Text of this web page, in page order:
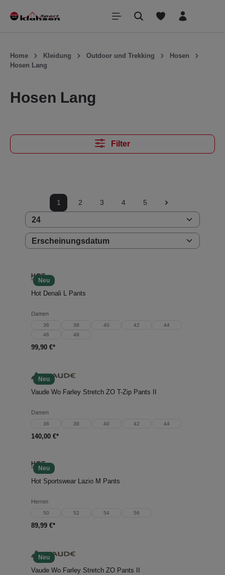
springen
Home Kleidung Outdoor und Trekking
Hosen
Hosen Lang
Hosen Lang
Filter
1 2 3 4 5
Neu
Hot Denali L Pants
Damen
36 38 40 42
44
46
48
99,90 €*
Neu
Vaude Wo Farley Stretch ZO T-Zip Pants II
Damen
36 38 40 42 44
140,00 €*
Neu
Hot Sportswear Lazio M Pants
Herren
50 52 54 56
89,99 €*
Neu
Vaude Wo Farley Stretch ZO Pants II